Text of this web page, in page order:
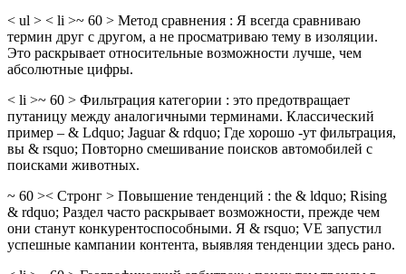
< ul > < li >~ 60 > Метод сравнения : Я всегда сравниваю
термин друг с другом, а не просматриваю тему в изоляции.
Это раскрывает относительные возможности лучше, чем
абсолютные цифры.
< li >~ 60 > Фильтрация категории : это предотвращает
путаницу между аналогичными терминами. Классический
пример – & Ldquo; Jaguar & rdquo; Где хорошо -ут фильтрация,
вы & rsquo; Повторно смешивание поисков автомобилей с
поисками животных.
~ 60 >< Стронг > Повышение тенденций : the & ldquo; Rising
& rdquo; Раздел часто раскрывает возможности, прежде чем
они станут конкурентоспособными. Я & rsquo; VE запустил
успешные кампании контента, выявляя тенденции здесь рано.